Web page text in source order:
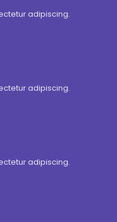
adipiscing.
adipiscing.
adipiscing.